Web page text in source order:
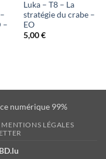
–
Luka – T8 – La
stratégie du crabe –
EO
5,00€
numérique 99%
MENTIONS LÉGALES
BD.lu